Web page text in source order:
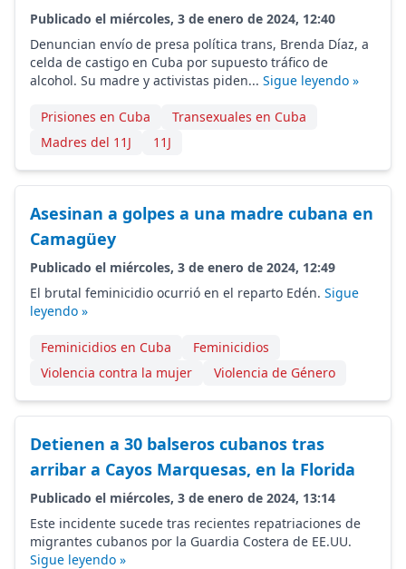
Publicado el miércoles, 3 de enero de 2024, 12:40
Denuncian envío de presa política trans, Brenda Díaz, a
celda de castigo en Cuba por supuesto tráfico de
alcohol. Su madre y activistas piden... Sigue leyendo »
Prisiones en Cuba
Transexuales en Cuba
Madres del 11J
11J
Asesinan a golpes a una madre cubana en
Camagüey
Publicado el miércoles, 3 de enero de 2024, 12:49
El brutal feminicidio ocurrió en el reparto Edén. Sigue
leyendo »
Feminicidios en Cuba
Feminicidios
Violencia contra la mujer
Violencia de Género
Detienen a 30 balseros cubanos tras
arribar a Cayos Marquesas, en la Florida
Publicado el miércoles, 3 de enero de 2024, 13:14
Este incidente sucede tras recientes repatriaciones de
migrantes cubanos por la Guardia Costera de EE.UU.
Sigue leyendo »